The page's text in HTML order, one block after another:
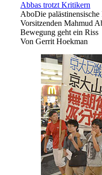
Abbas trotzt Kritikern
AboDie
Vorsitzenden Mahmud
Bewegung geht ein Riss
Von Gerrit Hoekman